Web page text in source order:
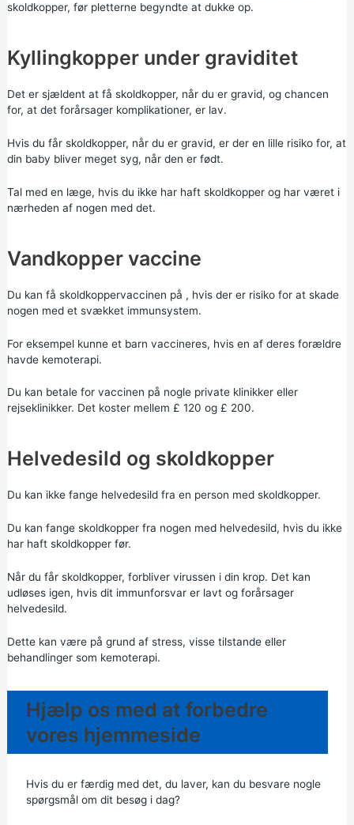
skoldkopper, før pletterne begyndte at dukke op.
Kyllingkopper under graviditet
Det er sjældent at få skoldkopper, når du er gravid, og chancen
for, at det forårsager komplikationer, er lav.
Hvis du får skoldkopper, når du er gravid, er der en lille risiko for, at
din baby bliver meget syg, når den er født.
Tal med en læge, hvis du ikke har haft skoldkopper og har været i
nærheden af nogen med det.
Vandkopper vaccine
Du kan få skoldkoppervaccinen på , hvis der er risiko for at skade
nogen med et svækket immunsystem.
For eksempel kunne et barn vaccineres, hvis en af deres forældre
havde kemoterapi.
Du kan betale for vaccinen på nogle private klinikker eller
rejseklinikker. Det koster mellem £ 120 og £ 200.
Helvedesild og skoldkopper
Du kan ikke fange helvedesild fra en person med skoldkopper.
Du kan fange skoldkopper fra nogen med helvedesild, hvis du ikke
har haft skoldkopper før.
Når du får skoldkopper, forbliver virussen i din krop. Det kan
udløses igen, hvis dit immunforsvar er lavt og forårsager
helvedesild.
Dette kan være på grund af stress, visse tilstande eller
behandlinger som kemoterapi.
Hjælp os med at forbedre
vores hjemmeside
Hvis du er færdig med det, du laver, kan du besvare nogle
spørgsmål om dit besøg i dag?